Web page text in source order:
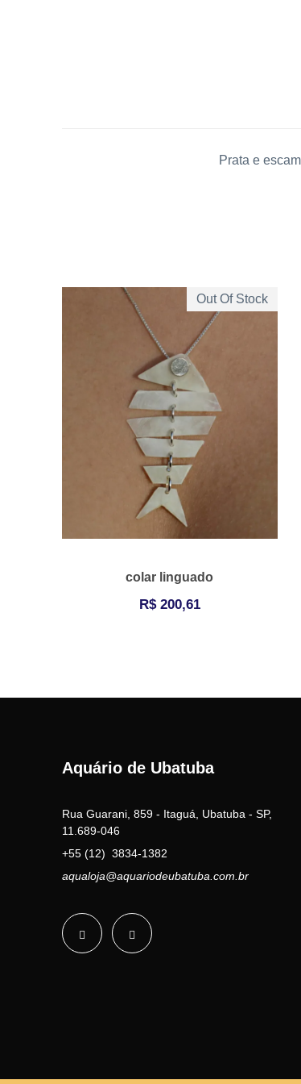
Prata e
Out Of Stock
colar linguado
R$200,61
Aquário de Ubatuba
Rua Guarani, 859 - Itaguá, Ubatuba - SP,
11.689-046
+55 (12) 3834-1382
aqualoja@aquariodeubatuba.com.br